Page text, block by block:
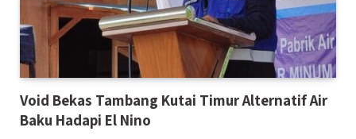
Void Bekas Tambang Kutai Timur Alternatif Air
Baku Hadapi El Nino